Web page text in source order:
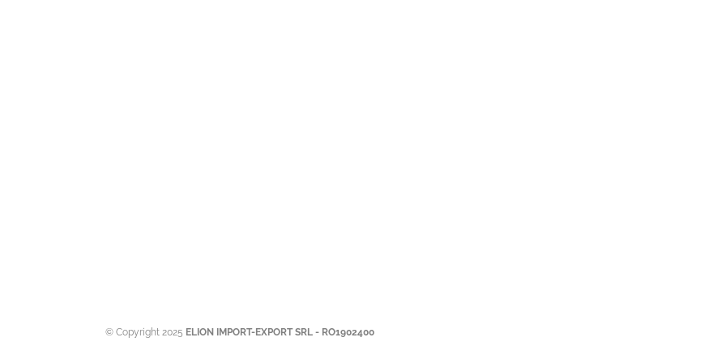
© Copyright 2025 ELION IMPORT-EXPORT SRL - RO1902400